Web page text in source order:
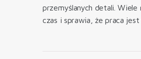
przemyślanych detali. Wiele
czas i sprawia, że praca jest